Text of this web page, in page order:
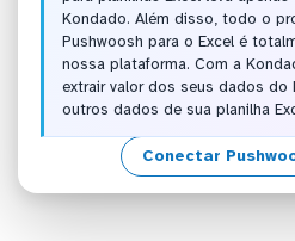
Kondado. Além disso, todo o
Pushwoosh para o Excel é
nossa plataforma. Com a
extrair valor dos seus dados do
outros dados de sua planilha
Conectar